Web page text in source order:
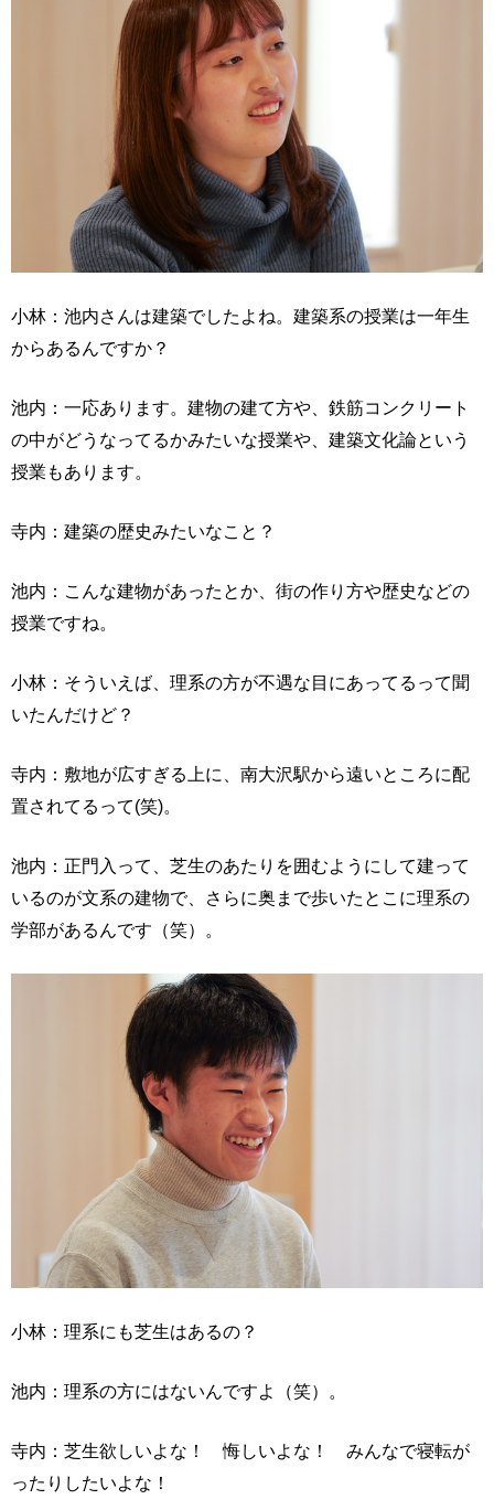
小林：池内さんは建築でしたよね。建築系の授業は一年生
からあるんですか？
池内：一応あります。建物の建て方や、鉄筋コンクリート
の中がどうなってるかみたいな授業や、建築文化論という
授業もあります。
寺内：建築の歴史みたいなこと？
池内：こんな建物があったとか、街の作り方や歴史などの
授業ですね。
小林：そういえば、理系の方が不遇な目にあってるって聞
いたんだけど？
寺内：敷地が広すぎる上に、南大沢駅から遠いところに配
置されてるって(笑)。
池内：正門入って、芝生のあたりを囲むようにして建って
いるのが文系の建物で、さらに奥まで歩いたとこに理系の
学部があるんです（笑）。
小林：理系にも芝生はあるの？
池内：理系の方にはないんですよ（笑）。
寺内：芝生欲しいよな！ 悔しいよな！ みんなで寝転が
ったりしたいよな！